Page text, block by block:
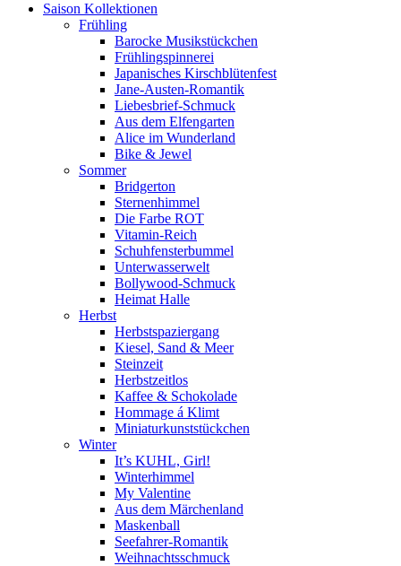
Saison Kollektionen
Frühling
Barocke Musikstückchen
Frühlingspinnerei
Japanisches Kirschblütenfest
Jane-Austen-Romantik
Liebesbrief-Schmuck
Aus dem Elfengarten
Alice im Wunderland
Bike & Jewel
Sommer
Bridgerton
Sternenhimmel
Die Farbe ROT
Vitamin-Reich
Schuhfensterbummel
Unterwasserwelt
Bollywood-Schmuck
Heimat Halle
Herbst
Herbstspaziergang
Kiesel, Sand & Meer
Steinzeit
Herbstzeitlos
Kaffee & Schokolade
Hommage á Klimt
Miniaturkunststückchen
Winter
It’s KUHL, Girl!
Winterhimmel
My Valentine
Aus dem Märchenland
Maskenball
Seefahrer-Romantik
Weihnachtsschmuck